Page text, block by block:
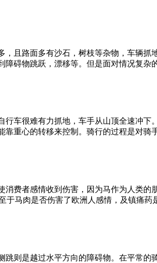
且路面多有沙石，树枝等杂物，车辆
障碍物跳跃，漂移等。但是面对情况复
车很难有力抓地，车手从山顶全速冲下
靠重心的转移来控制。骑行的过程是对
费者感情收到伤害，因为马作为人类的
于马肉是否伤害了欧洲人感情，及镇痛
则是越过水平方向的障碍物。在平常